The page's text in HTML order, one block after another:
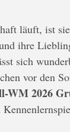
läuft, ist
ihre
sich
vor den
WM 2026